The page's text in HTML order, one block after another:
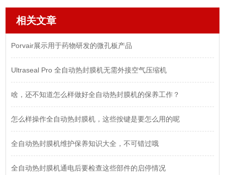
相关文章
Porvair展示用于药物研发的微孔板产品
Ultraseal Pro 全自动热封膜机无需外接空气压缩机
啥，还不知道怎么样做好全自动热封膜机的保养工作？
怎么样操作全自动热封膜机，这些按键是要怎么用的呢
全自动热封膜机维护保养知识大全，不可错过哦
全自动热封膜机通电后要检查这些部件的启停情况